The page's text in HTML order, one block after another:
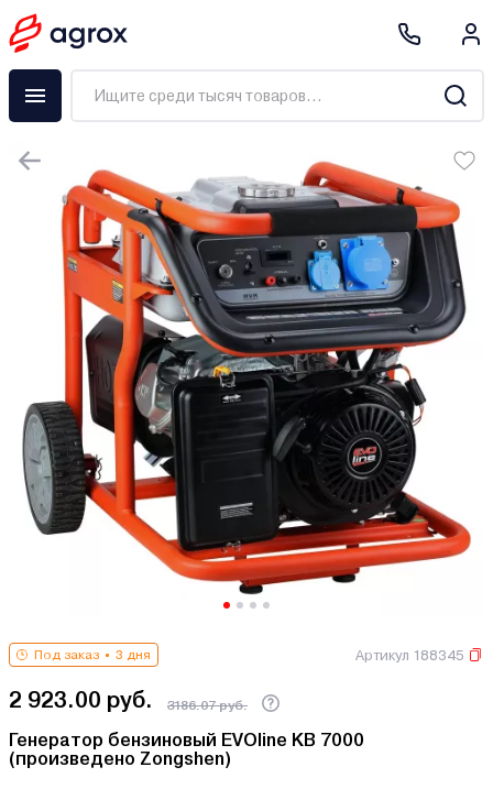
Под заказ 3 дня Артикул 188345
2 923.00 руб. 3186.07 руб.
Генератор бензиновый EVOline KB 7000
(произведено Zongshen)